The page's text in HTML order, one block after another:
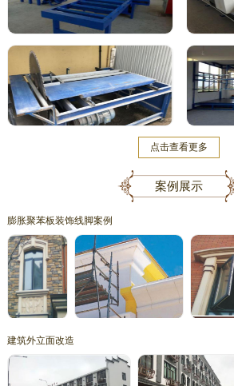
点击查看更多
案例展示
膨胀聚苯板装饰线脚案例
建筑外立面改造